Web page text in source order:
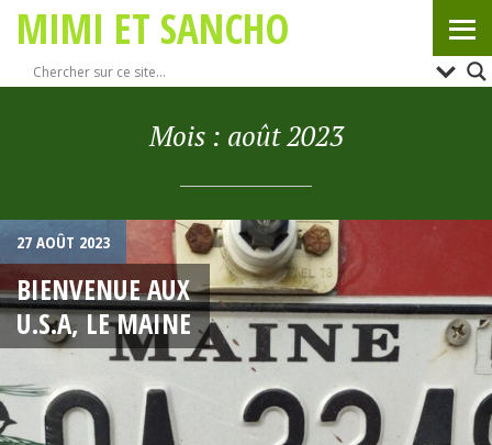
MIMI ET SANCHO
Mois : août 2023
27 AOÛT 2023
BIENVENUE AUX
U.S.A, LE MAINE